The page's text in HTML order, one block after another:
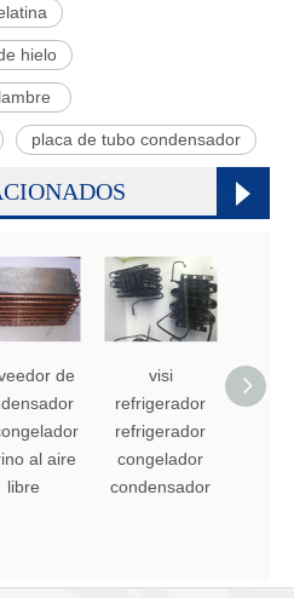
hielo
placa de tubo condensador
de
al aire
libre
visi
refrigerador
refrigerador
congelador
condensador